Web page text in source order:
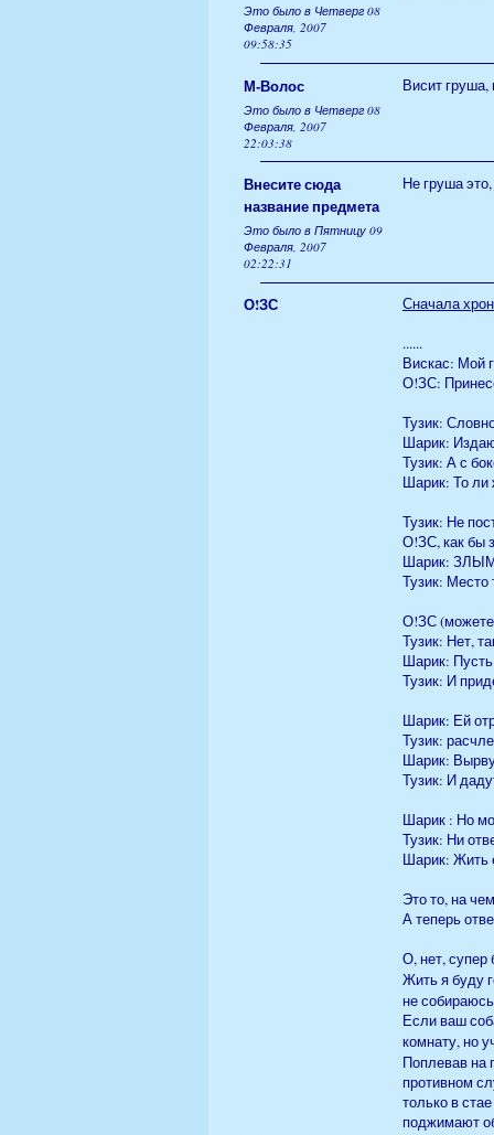
Это было в Четверг 08
Февраля, 2007
09:58:35
М-Волос Висит груша,
Это было в Четверг 08
Февраля, 2007
22:03:38
Внесите сюда
название предмета
Не груша
Это было в Пятницу 09
Февраля, 2007
02:22:31
О!ЗС
Сначала
......
Вискас: Мой
О!ЗС:
Тузик:
Шарик:
Тузик: А с
Шарик: То ли
Тузик: Не
О!ЗС, как бы
Шарик:
Тузик: Место
О!ЗС (можете
Тузик: Нет,
Шарик:
Тузик: И
Шарик: Ей
Тузик:
Шарик:
Тузик: И
Шарик : Но
Тузик: Ни
Шарик: Жить
Это то, на
А теперь
О, нет, супер
Жить я буду
не
Если ваш
комнату, но
Поплевав на
противном
только в
поджимают